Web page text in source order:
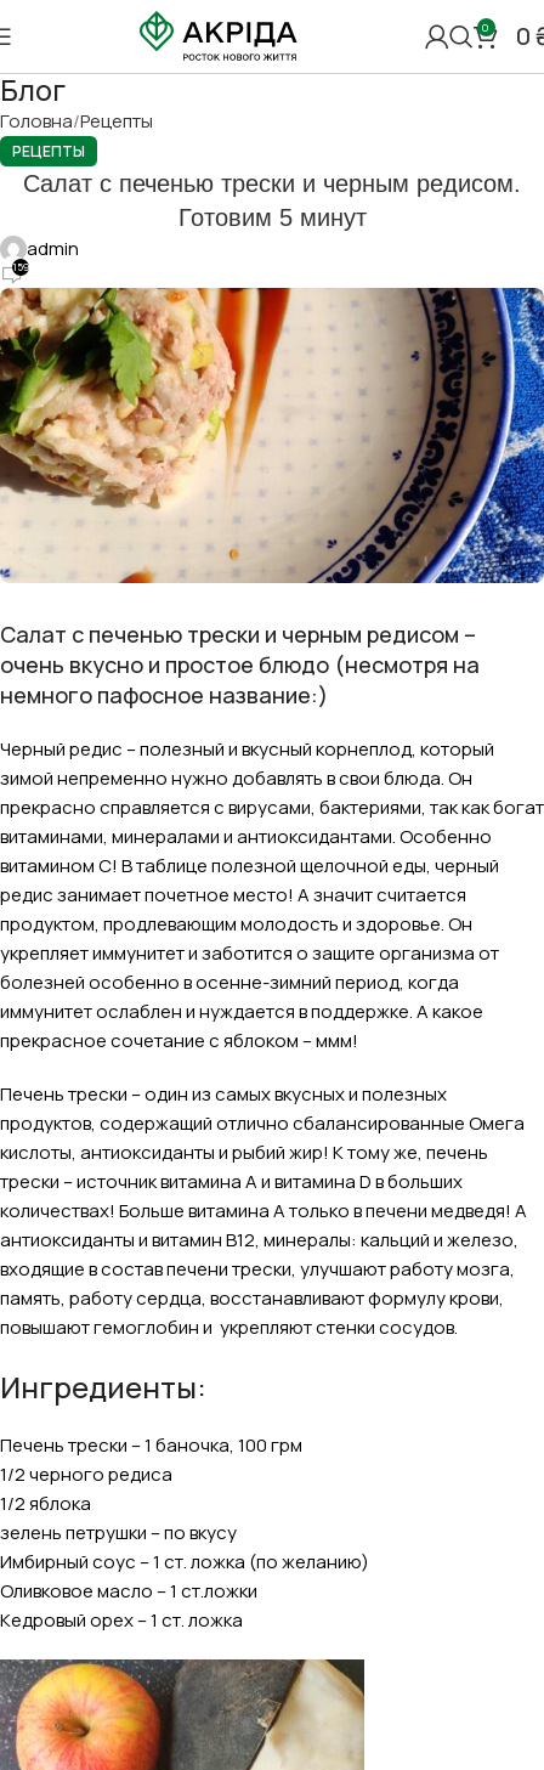
0 0
Блог
Головна Рецепты
РЕЦЕПТЫ
Салат с печенью трески и черным редисом.
Готовим 5 минут
admin
159
Салат с печенью трески и черным редисом –
очень вкусно и простое блюдо (несмотря на
немного пафосное название:)
Черный редис – полезный и вкусный корнеплод, который
зимой непременно нужно добавлять в свои блюда. Он
прекрасно справляется с вирусами, бактериями, так как богат
витаминами, минералами иантиоксидантами. Особенно
витамином С! В таблице полезной щелочной еды, черный
редис занимает почетное место! А значит считается
продуктом, продлевающим молодость и здоровье. Он
укрепляет иммунитет и заботится о защите организма от
болезней особенно в осенне-зимний период, когда
иммунитет ослаблен и нуждается в поддержке. А какое
прекрасное сочетание с яблоком – ммм!
Печень трески – один из самых вкусных и полезных
продуктов, содержащий отлично сбалансированные Омега
кислоты, антиоксиданты и рыбий жир! К тому же, печень
трески – источник витамина А и витамина D в больших
количествах! Больше витамина А только в печени медведя! А
антиоксиданты и витамин В12, минералы: кальций и железо,
входящие в состав печени трески, улучшают работу мозга,
память, работу сердца, восстанавливают формулу крови,
повышают гемоглобин и укрепляют стенки сосудов.
Ингредиенты:
Печень трески – 1 баночка, 100 грм
1/2 черного редиса
1/2 яблока
зелень петрушки – по вкусу
Имбирный соус – 1 ст. ложка (по желанию)
Оливковое масло – 1 ст.ложки
Кедровый орех – 1 ст. ложка